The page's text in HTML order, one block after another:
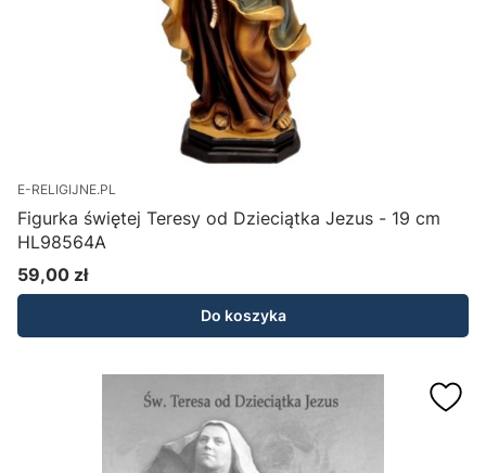
E-RELIGIJNE.PL
Figurka świętej Teresy od Dzieciątka Jezus - 19 cm
HL98564A
Cena
59,00 zł
Do koszyka